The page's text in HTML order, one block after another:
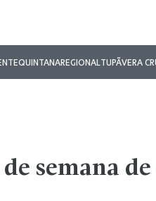
QUINTANAREGIONALTUPÃVERA
semana de